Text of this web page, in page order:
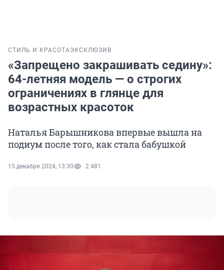
СТИЛЬ И КРАСОТАЭКСКЛЮЗИВ
«Запрещено закрашивать седину»:
64-летняя модель — о строгих
ограничениях в глянце для
возрастных красоток
Наталья Барышникова впервые вышла на
подиум после того, как стала бабушкой
15 декабря 2024, 13:30 2 481